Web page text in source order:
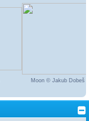
d
Moon © Jakub Dobeš